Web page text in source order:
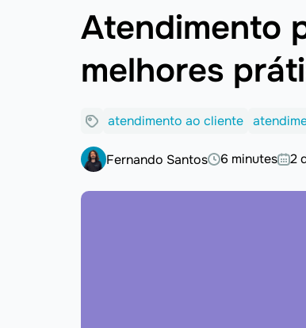
Atendimento
melhores
atendimento ao cliente
Fernando Santos 6 minutes 2